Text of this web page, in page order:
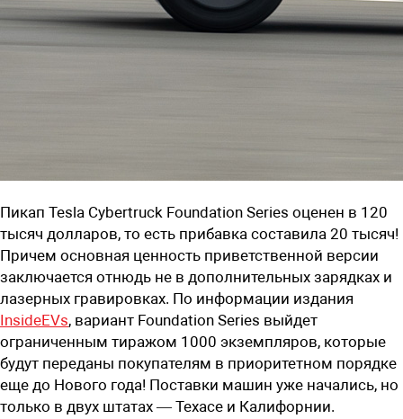
Пикап Tesla Cybertruck Foundation Series оценен в 120
тысяч долларов, то есть прибавка составила 20 тысяч!
Причем основная ценность приветственной версии
заключается отнюдь не в дополнительных зарядках и
лазерных гравировках. По информации издания
InsideEVs, вариант Foundation Series выйдет
ограниченным тиражом 1000 экземпляров, которые
будут переданы покупателям в приоритетном порядке
еще до Нового года! Поставки машин уже начались, но
только в двух штатах — Техасе и Калифорнии.